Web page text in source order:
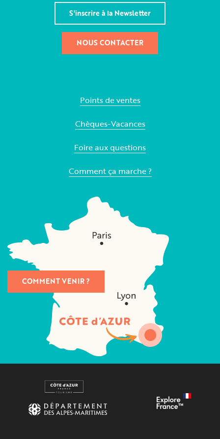
S'inscrire à la Newsletter
NOUS CONTACTER
Points de ventes
Chèques-Vacances
Foire aux questions
Comment ça marche ?
COMMENT VENIR ?